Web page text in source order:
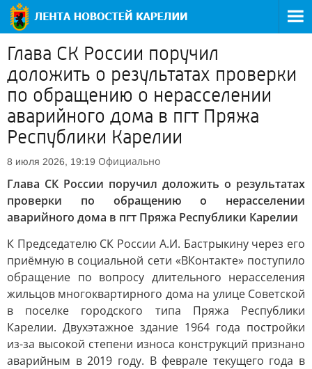
Глава СК России поручил
доложить о результатах проверки
по обращению о нерасселении
аварийного дома в пгт Пряжа
Республики Карелии
8 июля 2026, 19:19 Официально
Глава СК России поручил доложить о результатах
проверки по обращению о нерасселении
аварийного дома в пгт Пряжа Республики Карелии
К Председателю СК России А.И. Бастрыкину через его
приёмную в социальной сети «ВКонтакте» поступило
обращение по вопросу длительного нерасселения
жильцов многоквартирного дома на улице Советской
в поселке городского типа Пряжа Республики
Карелии. Двухэтажное здание 1964 года постройки
из-за высокой степени износа конструкций признано
аварийным в 2019 году. В феврале текущего года в